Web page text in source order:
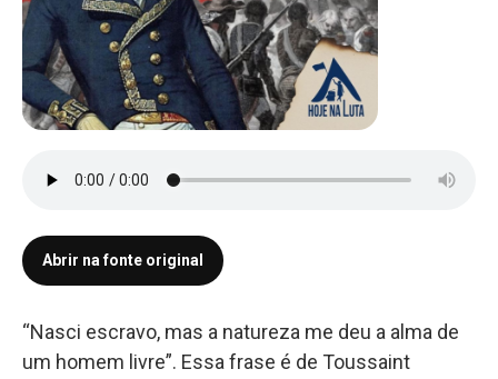
Abrir na fonte original
“Nasci escravo, mas a natureza me deu a alma de
um homem livre”. Essa frase é de Toussaint